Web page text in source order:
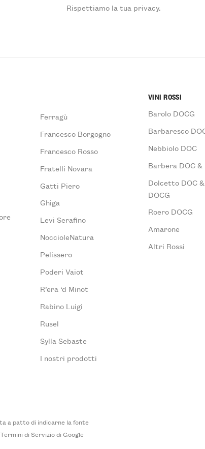
Rispettiamo la tua privacy.
Ferragù
Francesco Borgogno
Francesco Rosso
Fratelli Novara
Gatti Piero
Ghiga
Levi Serafino
NoccioleNatura
Pelissero
Poderi Vaiot
R’era ‘d Minot
Rabino Luigi
Rusel
Sylla Sebaste
I nostri prodotti
VINI ROSSI
Barolo DOCG
Barbaresco
Nebbiolo DOC
Barbera DOC &
Dolcetto DOC
DOCG
Roero DOCG
Amarone
Altri Rossi
a patto di indicarne la fonte
Termini di Serviziodi Google